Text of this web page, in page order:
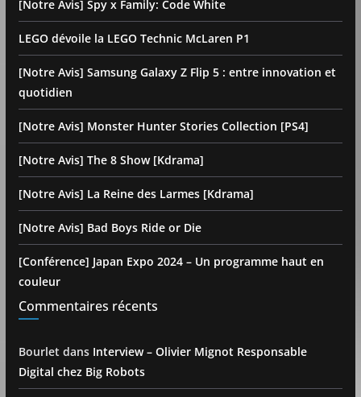
[Notre Avis] Spy x Family: Code White
LEGO dévoile la LEGO Technic McLaren P1
[Notre Avis] Samsung Galaxy Z Flip 5 : entre innovation et
quotidien
[Notre Avis] Monster Hunter Stories Collection [PS4]
[Notre Avis] The 8 Show [Kdrama]
[Notre Avis] La Reine des Larmes [Kdrama]
[Notre Avis] Bad Boys Ride or Die
[Conférence] Japan Expo 2024 – Un programme haut en
couleur
Commentaires récents
Bourlet dans Interview – Olivier Mignot Responsable
Digital chez Big Robots